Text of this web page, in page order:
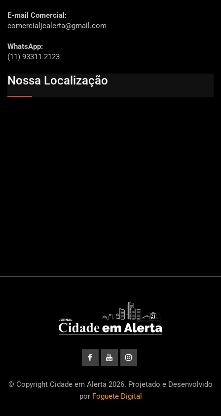
E-mail Comercial:
comercialjcalerta@gmail.com
WhatsApp:
(11) 93311-2123
Nossa Localização
© Copyright Cidade em Alerta 2026. Projetado e Desenvolvido
por Foguete Digital